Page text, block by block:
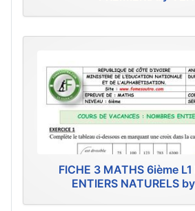
FICHE 3 MATHS 6ième L1
ENTIERS NATURELS